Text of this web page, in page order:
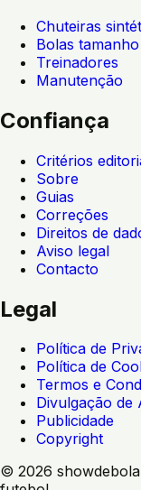
Chuteiras
Bolas
Treinadores
Manutenção
Confiança
Critérios
Sobre
Guias
Correções
Direitos de
Aviso legal
Contacto
Legal
Política de
Política de
Termos e
Divulgação de
Publicidade
Copyright
© 2026